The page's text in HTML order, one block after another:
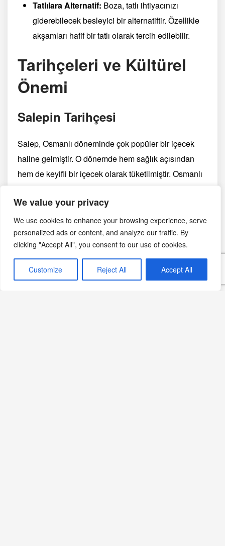
We value your privacy
We use cookies to enhance your browsing experience, serve
personalized ads or content, and analyze our traffic. By
clicking "Accept All", you consent to our use of cookies.
Customize Reject All Accept All
Tatlılara Alternatif: Boza, tatlı ihtiyacınızı
giderebilecek besleyici bir alternatiftir. Özellikle
akşamları hafif bir tatlı olarak tercih edilebilir.
Tarihçeleri ve Kültürel
Önemi
Salepin Tarihçesi
Salep, Osmanlı döneminde çok popüler bir içecek
haline gelmiştir. O dönemde hem sağlık açısından
hem de keyifli bir içecek olarak tüketilmiştir. Osmanlı
dönemden günümüze kadar popülerliğini korumuştur.
Bozanın Tarihçesi
Boza, Orta Asya’dan Anadolu’ya kadar uzanan geniş
bir coğrafyada tüketilen bir içecektir. Osmanlı